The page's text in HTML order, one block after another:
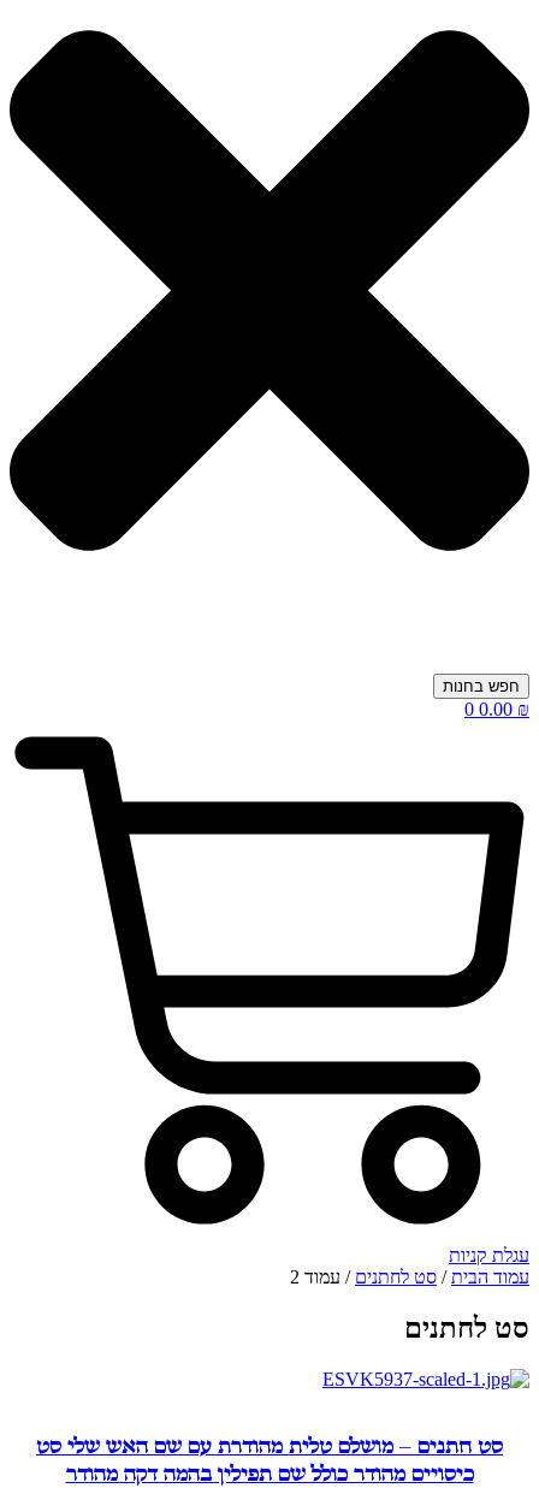
חפש בחנות
0.00 ₪
0
עגלת קניות
עמוד הבית/ סט לחתנים / עמוד 2
סט לחתנים
סט חתנים – מושלם טלית מהודרת עם שם האש שלי סט
כיסויים מהודר כולל שם תפילין בהמה דקה מהודר